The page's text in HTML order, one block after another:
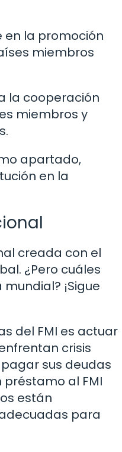
en la promoción
miembros
la cooperación
miembros y
apartado,
en la
creada con el
¿Pero cuáles
¡Sigue
del FMI es actuar
crisis
sus deudas
al FMI
están
para